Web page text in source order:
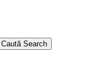
Caută Search